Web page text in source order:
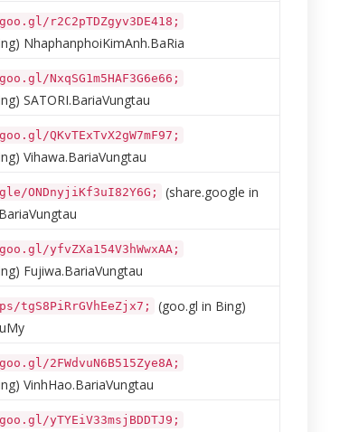
r2C2pTDZgyv3DE418;
NhaphanphoiKimAnh.BaRia
NxqSG1m5HAF3G6e66;
SATORI.BariaVungtau
QKvTExTvX2gW7mF97;
Vihawa.BariaVungtau
ONDnyjiKf3uI82Y6G;
(share.google in
yfvZXa154V3hWwxAA;
Fujiwa.BariaVungtau
tgS8PiRrGVhEeZjx7;
(goo.gl in Bing)
2FWdvuN6B515Zye8A;
VinhHao.BariaVungtau
yTYEiV33msjBDDTJ9;